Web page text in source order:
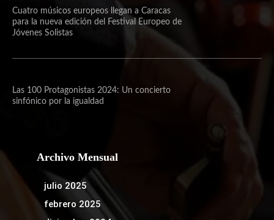
Cuatro músicos europeos llegan a Caracas
para la nueva edición del Festival Europeo de
Jóvenes Solistas
Las 100 Protagonistas 2024: Un concierto
sinfónico por la igualdad
Archivo Mensual
julio 2025
febrero 2025